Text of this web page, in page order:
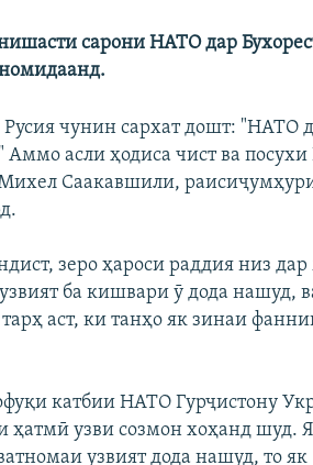
сарони НАТО дар
чунин сархат дошт: "НАТО
Аммо асли ҳодиса чист ва
Саакавшили,
зеро ҳароси раддия низ дар
ба кишвари ӯ дода нашуд,
аст, ки танҳо як зинаи
катбии НАТО Гурҷистону
ҳатмӣ узви созмон хоҳанд шуд.
узвият дода нашуд, то як